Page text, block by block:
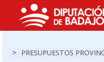
> PRESUPUESTOS